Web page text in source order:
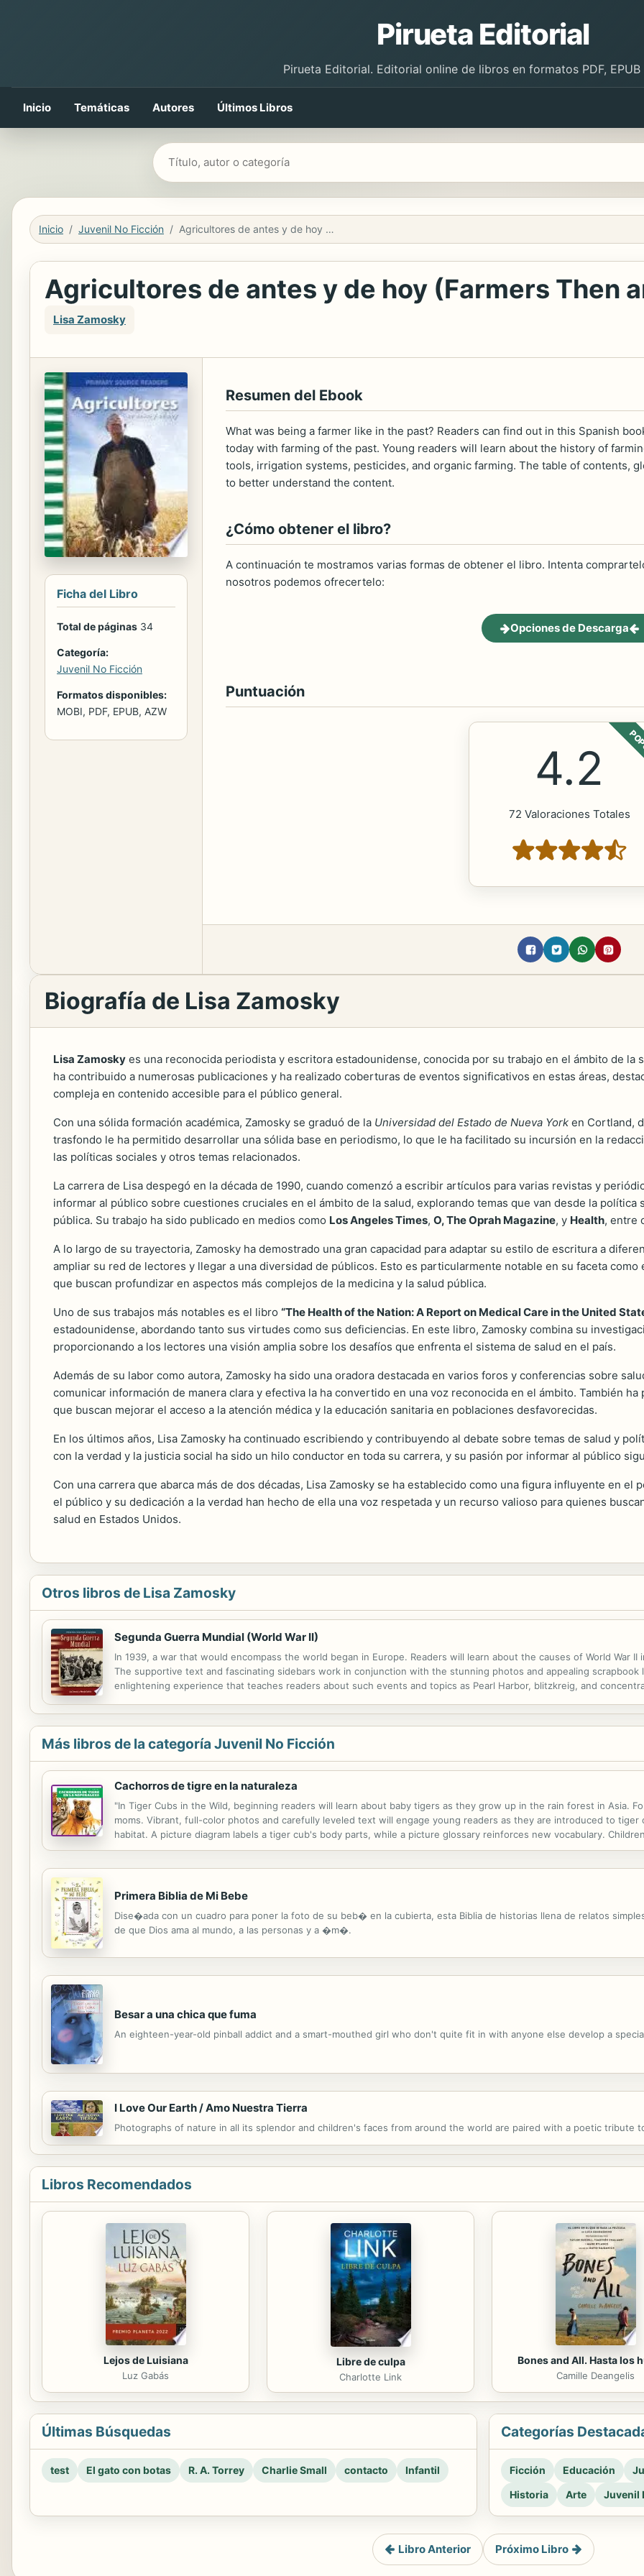
Pirueta Editorial
Pirueta Editorial. Editorial online de libros en formatos PDF, EPUB
Inicio Temáticas Autores Últimos Libros
Buscar libros
Inicio Juvenil No Ficción Agricultores de antes y de hoy (Farmers Then and Now)
Agricultores de antes y de hoy (Farmers Then
Lisa Zamosky
Ficha del Libro
Total de páginas 34
Categoría:
Juvenil No Ficción
Formatos disponibles:
MOBI, PDF, EPUB, AZW
Resumen del Ebook
What was being a farmer like in the past? Readers can find out in this Spanish
today with farming of the past. Young readers will learn about the history of
tools, irrigation systems, pesticides, and organic farming. The table of contents,
to better understand the content.
¿Cómo obtener el libro?
A continuación te mostramos varias formas de obtener el libro. Intenta
nosotros podemos ofrecertelo:
Opciones de Descarga
Puntuación
4.2
72 Valoraciones Totales
Biografía de Lisa Zamosky
Lisa Zamosky es una reconocida periodista y escritora estadounidense, conocida por su trabajo en el ámbito de la
ha contribuido a numerosas publicaciones y ha realizado coberturas de eventos significativos en estas áreas,
compleja en contenido accesible para el público general.
Con una sólida formación académica, Zamosky se graduó de la Universidad del Estado de Nueva York en Cortland,
trasfondo le ha permitido desarrollar una sólida base en periodismo, lo que le ha facilitado su incursión en la
las políticas sociales y otros temas relacionados.
La carrera de Lisa despegó en la década de 1990, cuando comenzó a escribir artículos para varias revistas y
informar al público sobre cuestiones cruciales en el ámbito de la salud, explorando temas que van desde la política
pública. Su trabajo ha sido publicado en medios como Los Angeles Times, O, The Oprah Magazine, y Health, entre
A lo largo de su trayectoria, Zamosky ha demostrado una gran capacidad para adaptar su estilo de escritura a
ampliar su red de lectores y llegar a una diversidad de públicos. Esto es particularmente notable en su faceta
que buscan profundizar en aspectos más complejos de la medicina y la salud pública.
Uno de sus trabajos más notables es el libro “The Health of the Nation: A Report on Medical Care in the United
estadounidense, abordando tanto sus virtudes como sus deficiencias. En este libro, Zamosky combina su
proporcionando a los lectores una visión amplia sobre los desafíos que enfrenta el sistema de salud en el país.
Además de su labor como autora, Zamosky ha sido una oradora destacada en varios foros y conferencias sobre
comunicar información de manera clara y efectiva la ha convertido en una voz reconocida en el ámbito. También
que buscan mejorar el acceso a la atención médica y la educación sanitaria en poblaciones desfavorecidas.
En los últimos años, Lisa Zamosky ha continuado escribiendo y contribuyendo al debate sobre temas de salud y
con la verdad y la justicia social ha sido un hilo conductor en toda su carrera, y su pasión por informar al público
Con una carrera que abarca más de dos décadas, Lisa Zamosky se ha establecido como una figura influyente en el
el público y su dedicación a la verdad han hecho de ella una voz respetada y un recurso valioso para quienes
salud en Estados Unidos.
Otros libros de Lisa Zamosky
Segunda Guerra Mundial (World War II)
In 1939, a war that would encompass the world began in Europe. Readers will learn about the causes of World War
The supportive text and fascinating sidebars work in conjunction with the stunning photos and appealing scrapbook
enlightening experience that teaches readers about such events and topics as Pearl Harbor, blitzkreig, and
Más libros de la categoría Juvenil No Ficción
Cachorros de tigre en la naturaleza
"In Tiger Cubs in the Wild, beginning readers will learn about baby tigers as they grow up in the rain forest in Asia.
moms. Vibrant, full-color photos and carefully leveled text will engage young readers as they are introduced to tiger
habitat. A picture diagram labels a tiger cub's body parts, while a picture glossary reinforces new vocabulary.
using our safe search engine that provides relevant, age-appropriate websites. Tiger Cubs in the Wild also
Primera Biblia de Mi Bebe
Dise�ada con un cuadro para poner la foto de su beb� en la cubierta, esta Biblia de historias llena de relatos
de que Dios ama al mundo, a las personas y a �m�.
Besar a una chica que fuma
An eighteen-year-old pinball addict and a smart-mouthed girl who don't quite fit in with anyone else develop a
I Love Our Earth / Amo Nuestra Tierra
Photographs of nature in all its splendor and children's faces from around the world are paired with a poetic tribute
Libros Recomendados
Lejos de Luisiana
Luz Gabás
Libre de culpa
Charlotte Link
Bones and All. Hasta los
Camille Deangelis
Últimas Búsquedas
test El gato con botas R. A. Torrey Charlie Small contacto Infantil
Categorías
Ficción Educación
Historia
Arte Juvenil
Libro Anterior Próximo Libro